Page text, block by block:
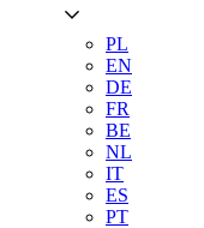
PL
EN
DE
FR
BE
NL
IT
ES
PT